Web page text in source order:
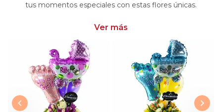
tus momentos especiales con estas flores únicas.
Ver más